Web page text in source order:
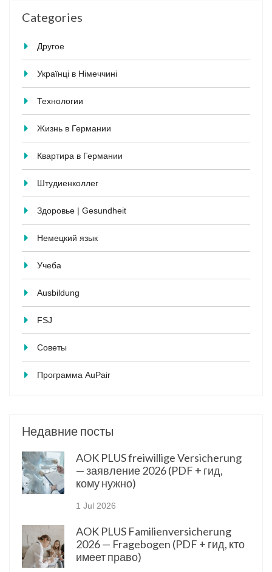
Categories
Другое
Українці в Німеччині
Технологии
Жизнь в Германии
Квартира в Германии
Штудиенколлег
Здоровье | Gesundheit
Немецкий язык
Учеба
Ausbildung
FSJ
Советы
Программа AuPair
Недавние посты
AOK PLUS freiwillige Versicherung
— заявление 2026 (PDF + гид,
кому нужно)
1 Jul 2026
AOK PLUS Familienversicherung
2026 — Fragebogen (PDF + гид, кто
имеет право)